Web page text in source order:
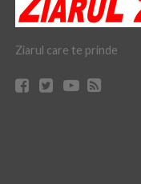
Ziarul care te prinde